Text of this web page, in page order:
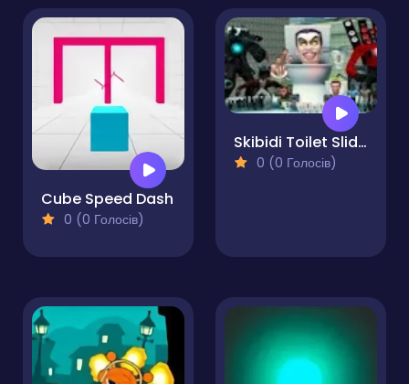
Cube Speed Dash
0 (0 Голосів)
Skibidi Toilet Sliding Puzzle
0 (0 Голосів)